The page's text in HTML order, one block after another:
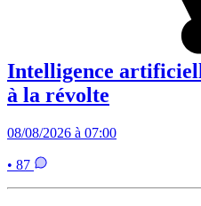
Intelligence
à la révolte
08/08/2026 à 07:00
• 87